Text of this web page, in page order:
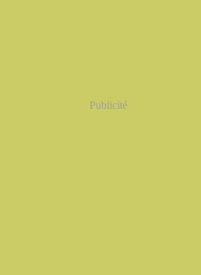
Publicité